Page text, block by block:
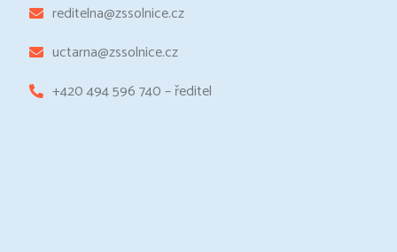
reditelna@zssolnice.cz
uctarna@zssolnice.cz
+420 494 596 740 – ředitel